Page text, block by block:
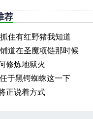
荐
住有红野猪我知道
道在圣魔项链那时候
修炼地狱火
于黑锷蜘蛛这一下
正说着方式